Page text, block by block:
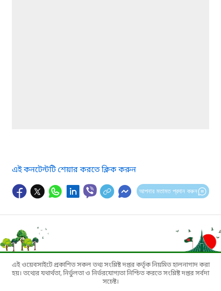
এই কনটেন্টটি শেয়ার করতে ক্লিক করুন
আপনার মতামত প্রদান করুন
এই ওয়েবসাইটে প্রকাশিত সকল তথ্য সংশ্লিষ্ট দপ্তর কর্তৃক নিয়মিত হালনাগাদ করা
হয়। তথ্যের যথার্থতা, নির্ভুলতা ও নির্ভরযোগ্যতা নিশ্চিত করতে সংশ্লিষ্ট দপ্তর সর্বদা
সচেষ্ট।